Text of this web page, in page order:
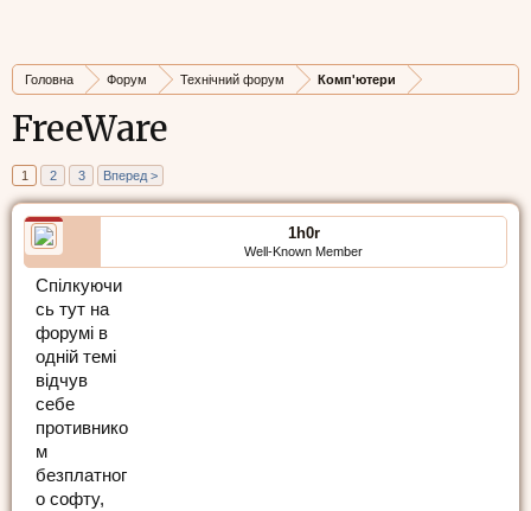
Головна Форум Технічний форум Комп'ютери
FreeWare
1 2 3 Вперед >
1h0r
Well-Known Member
Спілкуючи
сь тут на
форумі в
одній темі
відчув
себе
противнико
м
безплатног
о софту,